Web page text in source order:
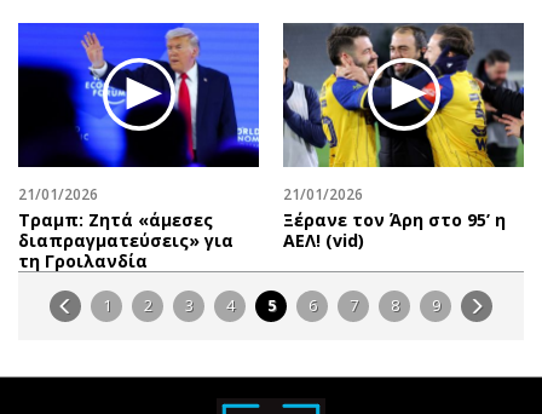
21/01/2026
Τραμπ: Ζητά «άμεσες
διαπραγματεύσεις» για
τη Γροιλανδία
21/01/2026
Ξέρανε τον Άρη στο 95’ η
ΑΕΛ! (vid)
1 2 3 4 5 6 7 8 9